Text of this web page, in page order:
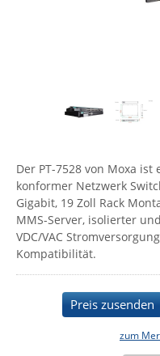
Wi-Fi - WLAN - Wireless
Enginko - mcf88
Fokus Technologies
Gefen
Gude
Guntermann & Drunck
High Sec Labs
Der PT-7528 von Moxa
konformer Netzwerk
Gigabit, 19 Zoll Rack
MMS-Server, isolierter
VDC/VAC
Kompatibilität.
Preis zusenden
zum